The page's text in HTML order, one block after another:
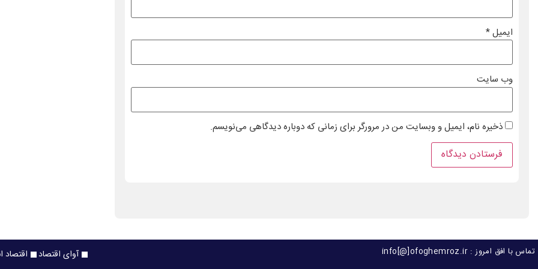
ایمیل*
وب‌ سایت
ذخیره نام، ایمیل و وبسایت من در مرورگر برای زمانی که دوباره دیدگاهی می‌نویسم.
تماس با افق امروز : info[@]ofoghemroz.ir آوای اقتصاد اقتصاد